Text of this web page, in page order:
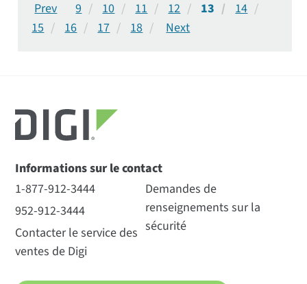
9
10 11 12 13
14
15
16 17 18
Informations sur le contact
1-877-912-3444
952-912-3444
Contacter le service des
ventes de Digi
Demandes de
renseignements sur la
sécurité